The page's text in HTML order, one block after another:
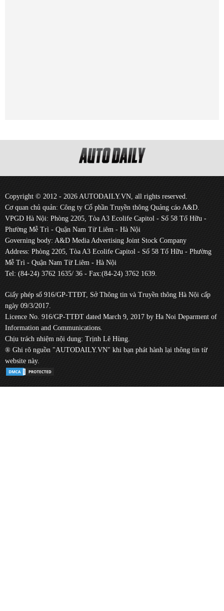
Copyright © 2012 - 2026 AUTODAILY.VN, all rights reserved.
Cơ quan chủ quản: Công ty Cổ phần Truyền thông Quảng cáo A&D.
VPGD Hà Nội: Phòng 2205, Tòa A3 Ecolife Capitol - Số 58 Tố Hữu -
Phường Mễ Trì - Quận Nam Từ Liêm - Hà Nội
Governing body: A&D Media Advertising Joint Stock Company
Address: Phòng 2205, Tòa A3 Ecolife Capitol - Số 58 Tố Hữu - Phường
Mễ Trì - Quận Nam Từ Liêm - Hà Nội
Tel: (84-24) 3762 1635/ 36 - Fax:(84-24) 3762 1639.
Giấy phép số 916/GP-TTĐT, Sở Thông tin và Truyền thông Hà Nội cấp
ngày 09/3/2017.
Licence No. 916/GP-TTĐT dated March 9, 2017 by Ha Noi Deparment of
Information and Communications.
Chịu trách nhiệm nội dung: Trịnh Lê Hùng.
® Ghi rõ nguồn "AUTODAILY.VN" khi bạn phát hành lại thông tin từ
website này.